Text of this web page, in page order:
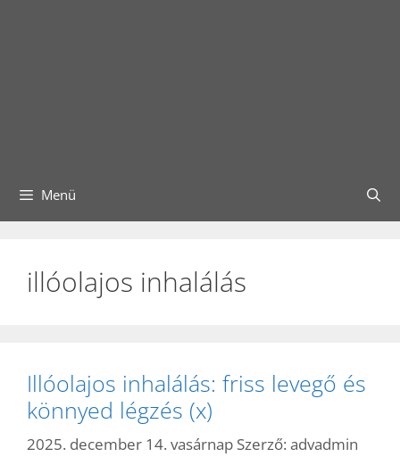
Menü
illóolajos inhalálás
Illóolajos inhalálás: friss levegő és
könnyed légzés (x)
2025. december 14. vasárnap Szerző: advadmin